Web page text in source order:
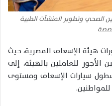
الصحي وتطوير المنشآت الطبية
هيئة الإسعاف المصرية، حيث
للعاملين بالهيئة، إلى
سيارات الإسعاف ومستوى